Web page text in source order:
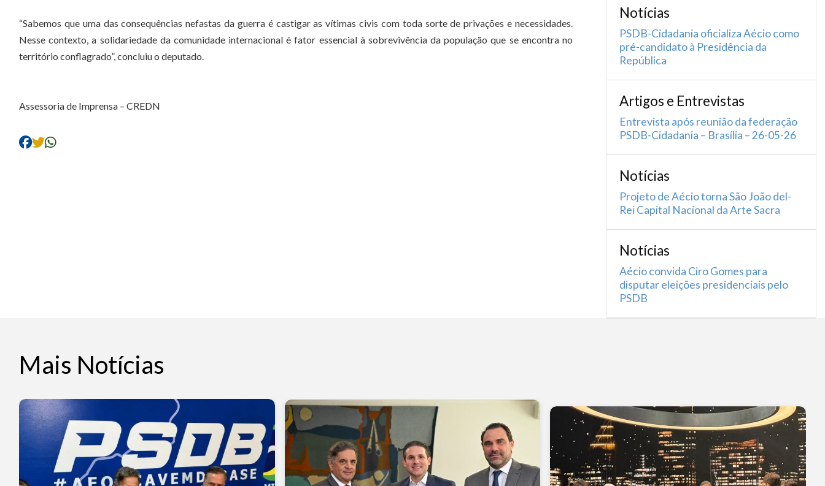
“Sabemos que uma das consequências nefastas da guerra é castigar as vítimas civis com toda sorte de privações e necessidades.
Nesse contexto, a solidariedade da comunidade internacional é fator essencial à sobrevivência da população que se encontra no
território conflagrado”, concluiu o deputado.
Assessoria de Imprensa – CREDN
Notícias
PSDB-Cidadania oficializa Aécio como
pré-candidato à Presidência da
República
Artigos e Entrevistas
Entrevista após reunião da federação
PSDB-Cidadania – Brasília – 26-05-26
Notícias
Projeto de Aécio torna São João del-
Rei Capital Nacional da Arte Sacra
Notícias
Aécio convida Ciro Gomes para
disputar eleições presidenciais pelo
PSDB
Mais Notícias